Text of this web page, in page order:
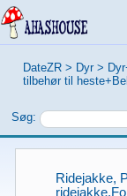
DateZR > Dyr >
tilbehør til
Søg:
Ridejakke,